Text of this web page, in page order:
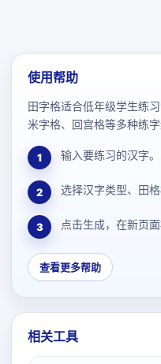
使用帮助
田字格适合低年级学生练
米字格、回宫格等多种练字
1 输入要练习的汉字。
2 选择汉字类型、田
3 点击生成，在新页
查看更多帮助
相关工具